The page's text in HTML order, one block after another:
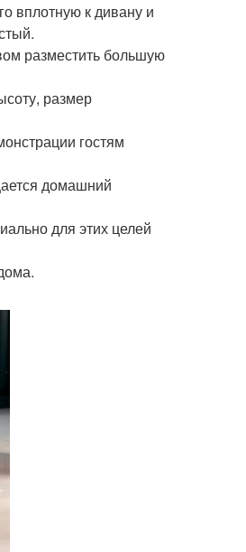
вплотную к дивану и
разместить большую
размер
гостям
домашний
для этих целей